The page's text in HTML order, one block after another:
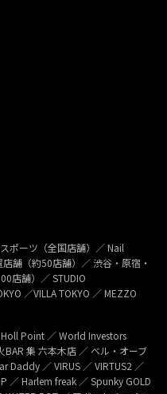
ポーツ（全国店舗）／ Nail
舗（約50店舗）／ 渋谷・原宿・
店舗）／ STUDIO
／VILLA TOKYO ／ MEZZO
Holl Point ／ World Investors
BAR 集 六本木店 ／ ベル・オーブ
Daddy ／ VIRUS ／ VIRTUS2 ／
／ Harlem freak ／ Spunky GOLD